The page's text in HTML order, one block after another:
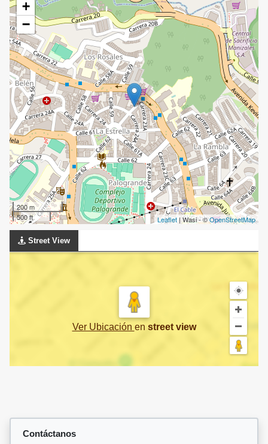
+
−
200 m
500 ft
Leaflet | Wasi - ©OpenStreetMap
Street View
Ver Ubicación en street view
Contáctanos